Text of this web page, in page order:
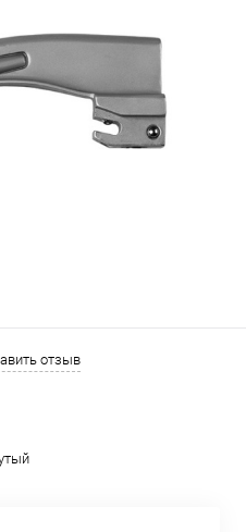
отзыв